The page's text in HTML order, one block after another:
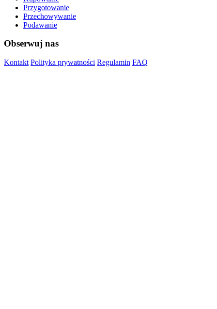
Przygotowanie
Przechowywanie
Podawanie
Obserwuj nas
Kontakt Polityka prywatności Regulamin FAQ